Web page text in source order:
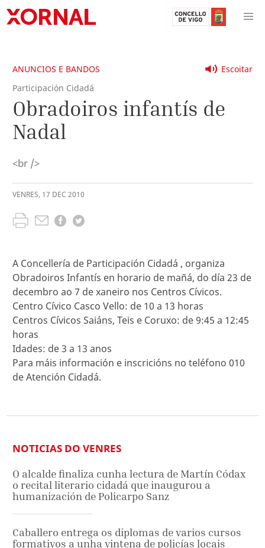
Escoitar
ANUNCIOS E BANDOS
Participación Cidadá
Obradoiros infantís de
Nadal
<br />
VENRES, 17 DEC 2010
A Concellería de Participación Cidadá , organiza
Obradoiros Infantís en horario de mañá, do día 23 de
decembro ao 7 de xaneiro nos Centros Cívicos.
Centro Cívico Casco Vello: de 10 a 13 horas
Centros Cívicos Saiáns, Teis e Coruxo: de 9:45 a 12:45
horas
Idades: de 3 a 13 anos
Para máis información e inscricións no teléfono 010
de Atención Cidadá.
NOTICIAS DO VENRES
O alcalde finaliza cunha lectura de Martín Códax
o recital literario cidadá que inaugurou a
humanización de Policarpo Sanz
Caballero entrega os diplomas de varios cursos
formativos a unha vintena de policías locais